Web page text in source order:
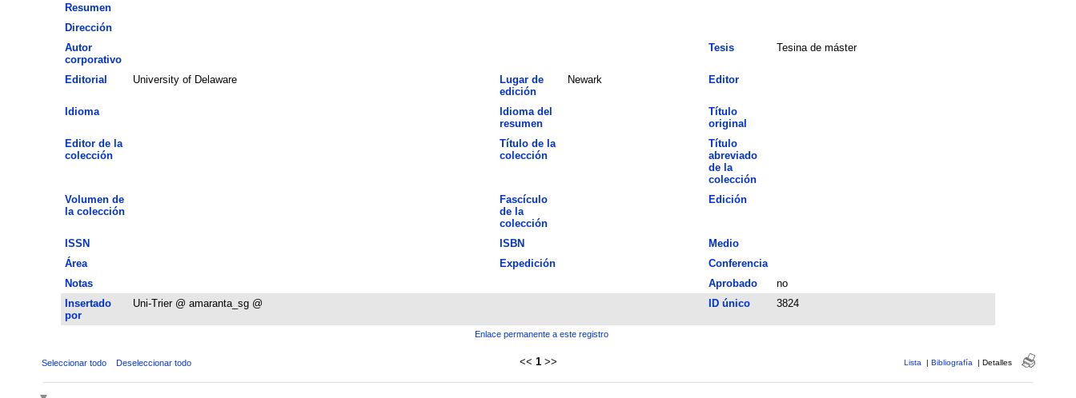
Resumen
Dirección
Autor
corporativo
Tesis Tesina de máster
Editorial University of Delaware
Lugar de
edición
Newark Editor
Idioma
Idioma del
resumen
Título
original
Editor de la
colección
Título de la
colección
Título
abreviado
de la
colección
Volumen de
la colección
Fascículo
de la
colección
Edición
ISSN ISBN
Medio
Área
Expedición
Conferencia
Notas
Aprobado
no
Insertado
por
Uni-Trier @ amaranta_sg @ ID único 3824
Enlace permanente a este registro
Seleccionar todo Deseleccionar todo << 1 >> Lista | Bibliografía | Detalles